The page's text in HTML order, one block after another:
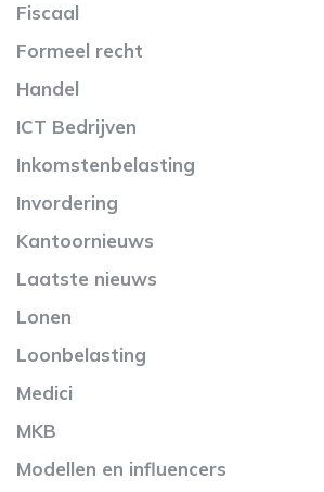
Fiscaal
Formeel recht
Handel
ICT Bedrijven
Inkomstenbelasting
Invordering
Kantoornieuws
Laatste nieuws
Lonen
Loonbelasting
Medici
MKB
Modellen en influencers